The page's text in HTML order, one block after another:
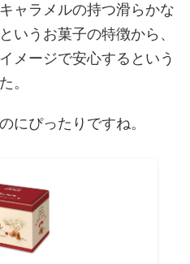
ャラメルの持つ滑らかな
いうお菓子の特徴から、
メージで安心するという
。
にぴったりですね。